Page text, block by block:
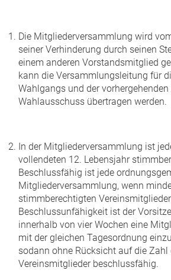
Die Mitgliederversammlung wird
seiner Verhinderung durch seinen
einem anderen Vorstandsmitglied
kann die Versammlungsleitung für
Wahlgangs und der
Wahlausschuss übertragen werden.
In der Mitgliederversammlung ist
vollendeten 12. Lebensjahr
Beschlussfähig ist jede
Mitgliederversammlung, wenn
stimmberechtigten
Beschlussunfähigkeit ist der
innerhalb von vier Wochen eine
mit der gleichen Tagesordnung
sodann ohne Rücksicht auf die Zahl
Vereinsmitglieder beschlussfähig.